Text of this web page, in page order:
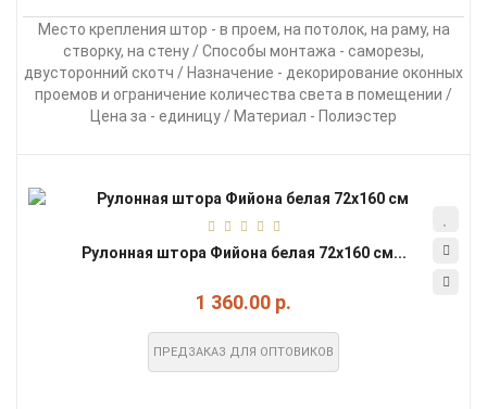
Место крепления штор - в проем, на потолок, на раму, на
створку, на стену / Способы монтажа - саморезы,
двусторонний скотч / Назначение - декорирование оконных
проемов и ограничение количества света в помещении /
Цена за - единицу / Материал - Полиэстер
Рулонная штора Фийона белая 72х160 см...
1 360.00 р.
ПРЕДЗАКАЗ ДЛЯ ОПТОВИКОВ